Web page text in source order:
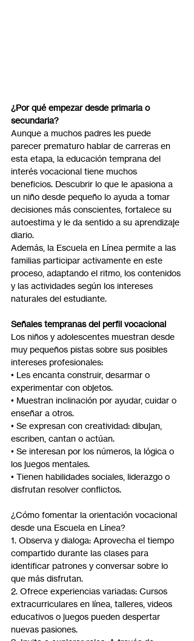
¿Por qué empezar desde primaria o
secundaria?
Aunque a muchos padres les puede
parecer prematuro hablar de carreras en
esta etapa, la educación temprana del
interés vocacional tiene muchos
beneficios. Descubrir lo que le apasiona a
un niño desde pequeño lo ayuda a tomar
decisiones más conscientes, fortalece su
autoestima y le da sentido a su aprendizaje
diario.
Además, la Escuela en Línea permite a las
familias participar activamente en este
proceso, adaptando el ritmo, los contenidos
y las actividades según los intereses
naturales del estudiante.
Señales tempranas del perfil vocacional
Los niños y adolescentes muestran desde
muy pequeños pistas sobre sus posibles
intereses profesionales:
• Les encanta construir, desarmar o
experimentar con objetos.
• Muestran inclinación por ayudar, cuidar o
enseñar a otros.
• Se expresan con creatividad: dibujan,
escriben, cantan o actúan.
• Se interesan por los números, la lógica o
los juegos mentales.
• Tienen habilidades sociales, liderazgo o
disfrutan resolver conflictos.
¿Cómo fomentar la orientación vocacional
desde una Escuela en Línea?
1. Observa y dialoga: Aprovecha el tiempo
compartido durante las clases para
identificar patrones y conversar sobre lo
que más disfrutan.
2. Ofrece experiencias variadas: Cursos
extracurriculares en línea, talleres, videos
educativos o juegos pueden despertar
nuevas pasiones.